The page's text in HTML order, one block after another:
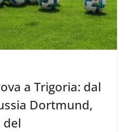
a Trigoria: dal
Dortmund,